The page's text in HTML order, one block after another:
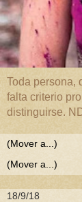
Toda persona,
falta criterio
distinguirse.
18/9/18